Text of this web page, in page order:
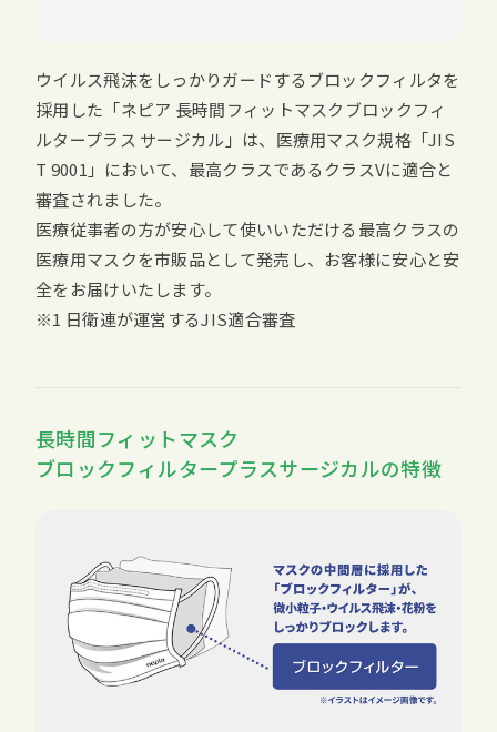
ウイルス飛沫をしっかりガードするブロックフィルタを
採用した「ネピア 長時間フィットマスクブロックフィ
ルタープラス サージカル」は、医療用マスク規格「JIS
T 9001」において、最高クラスであるクラスVに適合と
審査されました。
医療従事者の方が安心して使いいただける最高クラスの
医療用マスクを市販品として発売し、お客様に安心と安
全をお届けいたします。
※1 日衛連が運営するJIS適合審査
長時間フィットマスク
ブロックフィルタープラスサージカルの特徴